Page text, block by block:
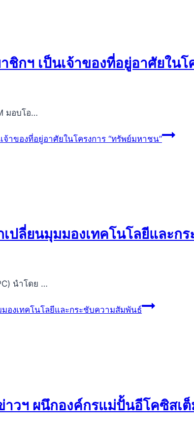
กฯ เป็นเจ้าของที่อยู่อาศัยในโ
มอบโอ…
าของที่อยู่อาศัยในโครงการ “ทรัพย์มหาชน”
เปลี่ยนมุมมองเทคโนโลยีและก
นำโดย …
องเทคโนโลยีและกระชับความสัมพันธ์
วฯ ผนึกองค์กรแม่ปั้นอีโคซิสเต็